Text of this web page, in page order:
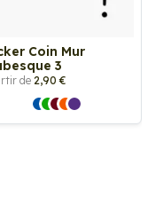
Coin Mur
3
de 2,90 €